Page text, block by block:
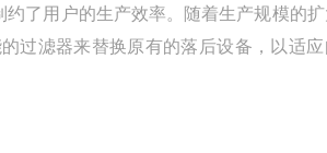
了用户的生产效率。随着生产规模的
过滤器来替换原有的落后设备，以适